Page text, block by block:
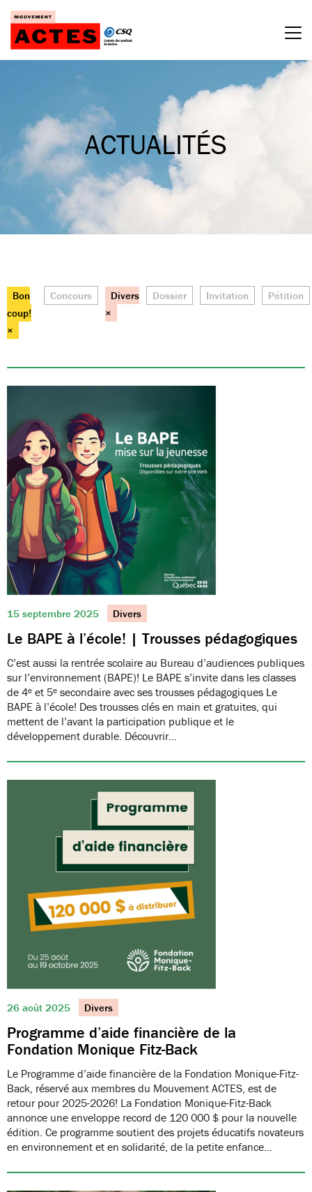
Passer
contenu
ACTUALITÉS
15 septembre 2025 Divers
Le BAPE à l’école! | Trousses pédagogiques
C’est aussi la rentrée scolaire au Bureau d’audiences publiques
sur l’environnement (BAPE)! Le BAPE s’invite dans les classes
de 4ᵉ et 5ᵉ secondaire avec ses trousses pédagogiques Le
BAPE à l’école! Des trousses clés en main et gratuites, qui
mettent de l’avant la participation publique et le
développement durable. Découvrir…
26 août 2025 Divers
Programme d’aide financière de la
Fondation Monique Fitz-Back
Le Programme d’aide financière de la Fondation Monique-Fitz-
Back, réservé aux membres du Mouvement ACTES, est de
retour pour 2025-2026! La Fondation Monique-Fitz-Back
annonce une enveloppe record de 120 000 $ pour la nouvelle
édition. Ce programme soutient des projets éducatifs novateurs
en environnement et en solidarité, de la petite enfance…
Bon
coup!
×
Concours
Divers
×
Dossier Invitation Pétition